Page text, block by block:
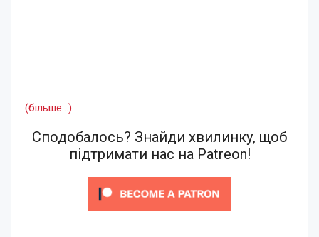
(більше…)
Сподобалось? Знайди хвилинку, щоб
підтримати нас на Patreon!